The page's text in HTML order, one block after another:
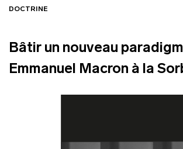
DOCTRINE
Bâtir un nouveau
Emmanuel Macron à la